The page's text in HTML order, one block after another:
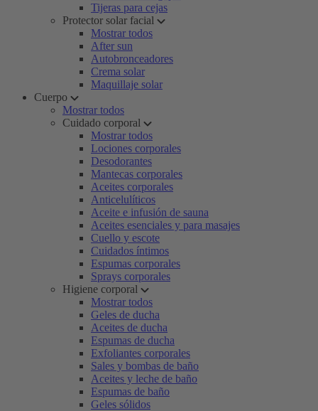
Tijeras para cejas
Protector solar facial
Mostrar todos
After sun
Autobronceadores
Crema solar
Maquillaje solar
Cuerpo
Mostrar todos
Cuidado corporal
Mostrar todos
Lociones corporales
Desodorantes
Mantecas corporales
Aceites corporales
Anticelulíticos
Aceite e infusión de sauna
Aceites esenciales y para masajes
Cuello y escote
Cuidados íntimos
Espumas corporales
Sprays corporales
Higiene corporal
Mostrar todos
Geles de ducha
Aceites de ducha
Espumas de ducha
Exfoliantes corporales
Sales y bombas de baño
Aceites y leche de baño
Espumas de baño
Geles sólidos